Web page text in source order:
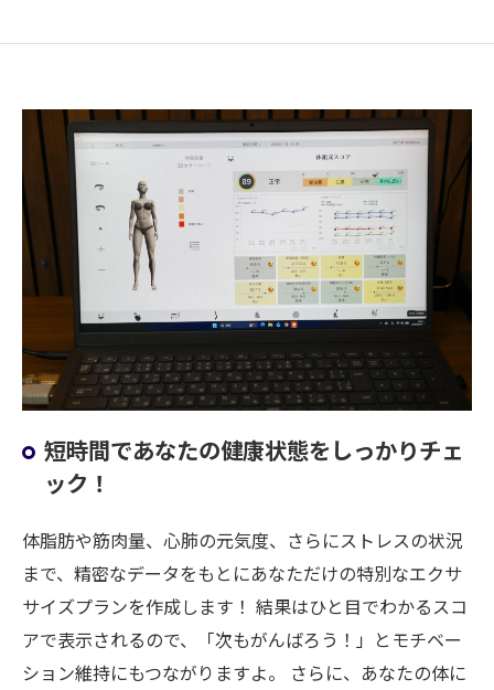
短時間であなたの健康状態をしっかりチェ
ック！
体脂肪や筋肉量、心肺の元気度、さらにストレスの状況
まで、精密なデータをもとにあなただけの特別なエクサ
サイズプランを作成します！ 結果はひと目でわかるスコ
アで表示されるので、「次もがんばろう！」とモチベー
ション維持にもつながりますよ。 さらに、あなたの体に